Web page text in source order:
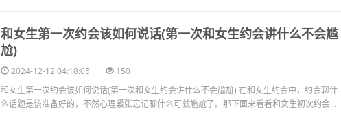
​和女生第一次约会该如何说话(第一次和女生约会讲什么不会尴
尬)
2024-12-12 04:18:05
150
和女生第一次约会该如何说话(第一次和女生约会讲什么不会尴尬) 在和女生约会中，约会聊什
么话题是该准备好的，不然心理紧张忘记聊什么可就尴尬了。那下面来看看和女生初次约会...